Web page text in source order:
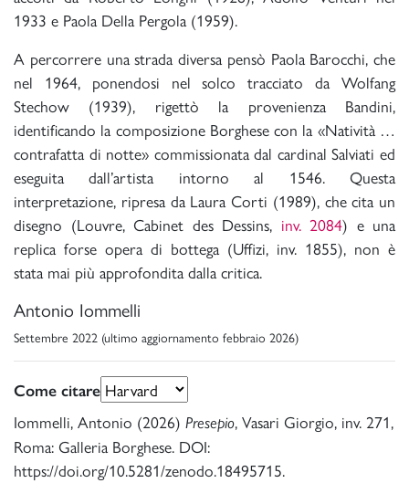
1933 e Paola Della Pergola (1959).
A percorrere una strada diversa pensò Paola Barocchi, che
nel 1964, ponendosi nel solco tracciato da Wolfang
Stechow (1939), rigettò la provenienza Bandini,
identificando la composizione Borghese con la «Natività …
contrafatta di notte» commissionata dal cardinal Salviati ed
eseguita dall’artista intorno al 1546. Questa
interpretazione, ripresa da Laura Corti (1989), che cita un
disegno (Louvre, Cabinet des Dessins, inv. 2084) e una
replica forse opera di bottega (Uffizi, inv. 1855), non è
stata mai più approfondita dalla critica.
Antonio Iommelli
Settembre 2022 (ultimo aggiornamento febbraio 2026)
Come citare
Iommelli, Antonio (2026) Presepio, Vasari Giorgio, inv. 271,
Roma: Galleria Borghese. DOI:
https://doi.org/10.5281/zenodo.18495715.